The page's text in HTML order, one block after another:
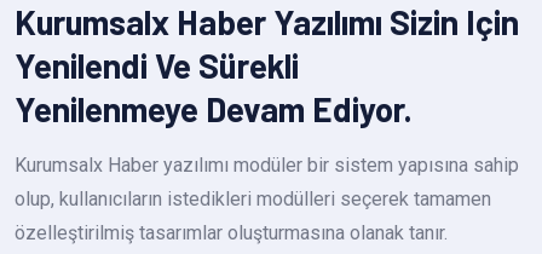
Kurumsalx Haber Yazılımı Sizin Için
Yenilendi Ve Sürekli
Yenilenmeye Devam Ediyor.
Kurumsalx Haber yazılımı modüler bir sistem yapısına sahip
olup, kullanıcıların istedikleri modülleri seçerek tamamen
özelleştirilmiş tasarımlar oluşturmasına olanak tanır.